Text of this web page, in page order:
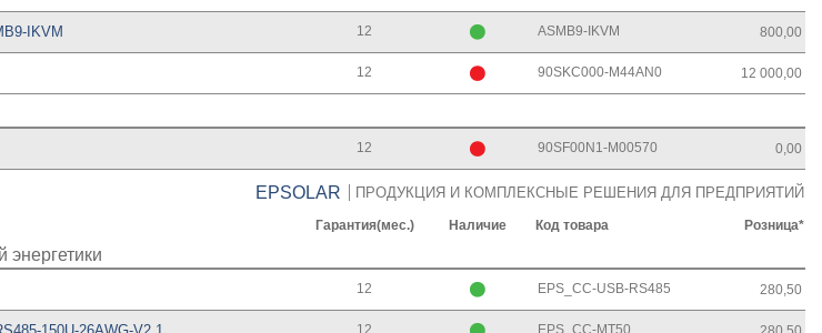
IKVM 12 ASMB9-IKVM 800,00
12 90SKC000-M44AN0 12 000,00
12 90SF00N1-M00570 0,00
ПРОДУКЦИЯ И КОМПЛЕКСНЫЕ РЕШЕНИЯ ДЛЯ ПРЕДПРИЯТИЙ
EPSOLAR
Гарантия(мес.) Наличие Код товара Розница*
энергетики
12 EPS_CC-USB-RS485 280,50
12 EPS_CC-MT50